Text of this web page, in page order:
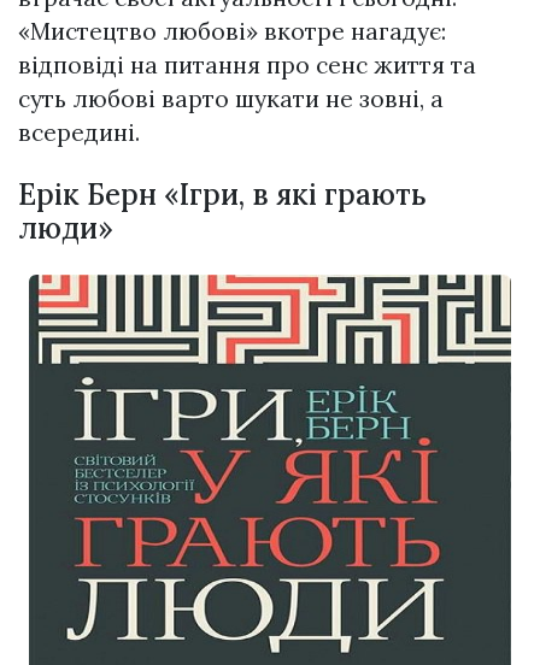
«Мистецтво любові» вкотре нагадує:
відповіді на питання про сенс життя та
суть любові варто шукати не зовні, а
всередині.
Ерік Берн «Ігри, в які грають
люди»